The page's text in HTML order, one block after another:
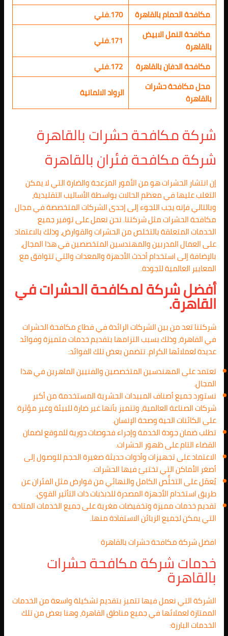
مكافحة الحمام بالقاهرة
170.فني
مكافحة النمل الابيض
بالقاهرة
مكافحة الدفان بالقاهرة
محل مكافحة حشرات
بالقاهرة
الرواد الالمانية
شركة مكافحة حشرات بالقاهرة
شركة مكافحة فئران بالقاهرة
إن انتشار الحشرات هو من الأمور المزعجة والضارة التي لا يمكن
التغلب عليها في معظم الحالات بواسطة الأساليب التقليدية،
وبالتالي فإنه يجب اللجوء إلى إحدى الشركات المتخصصة في مجال
مكافحة الحشرات مثل شركتنا. نحن نعمل على توفير جميع
الخدمات المتعلقة بالتخلص من الحشرات والقوارض، وذلك بالاعتماد
على العمال المدربين والمهندسين المتخصصين في هذا المجال،
بالإضافة إلى استخدام أحدث الأجهزة والمعدات والتي تتوافق مع
المعايير العالمية للجودة.
أفضل شركة لمكافحة الحشرات في
القاهرة.
شركتنا تعد من بين الشركات الرائدة في قطاع مكافحة الحشرات
في القاهرة، وذلك بسبب التزامها بتقديم خدمات متميزة وفوائد
عديدة لعملائها الكرام. تتضمن بعض تلك الفوائد:
تعتمد على المهندسين المتخصصين والفنيين الماهرين في هذا
المجال.
نستورد جميع أصناف المبيدات الحشرية المستخدمة من أكبر
شركات الصناعة العالمية، وتتميز بأنها غير ضارة للبيئة وغير مؤثرة
على الكائنات الحية وصحة الإنسان.
تطلب ضمان جودة الخدمة وإجراء فحوصات دورية للموقع لضمان
القضاء التام على ظهور الحشرات.
الاعتماد على تجهيزات وأدوات حديثة صغيرة الحجم للوصول إلى
أصغر الأماكن التي تختبئ فيها الحشرات.
يُعمَل على التخلُّص الكامل والنهائي من قوارض مثل الفئران عن
طريق استخدام الأجهزة المصدرة للذبذبات ذات التأثير القوي.
تقديم خدمات مميزة وتخفيضات مغرية على جميع الخدمات المتاحة
التي يمكن لجميع الزبائن الاستفادة منها.
افضل شركة مكافحة حشرات بالقاهرة
خدمات شركة مكافحة حشرات
بالقاهرة
الشركة التي نعمل فيها تتميز بتقديم تشكيلة واسعة من الخدمات
الممتازة لعملائها في جميع مناطق القاهرة، وهنا بعض من تلك
الخدمات البارزة: